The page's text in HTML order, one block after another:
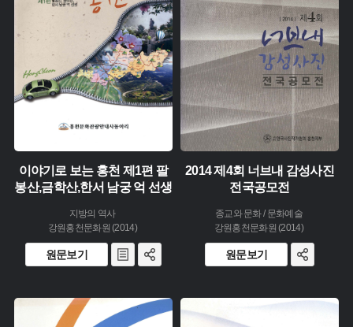
유형 :
이야기로 보는 홍천 제1편 팔
봉산,금학산,한서 남궁 억 선생
지방의 역사
강원홍천문화원 (2014)
원문보기
유형 :
생산 :
소장 :
2014 제4회 너브내 감성사진
전국공모전
종교와 문화 / 문화예술
강원홍천문화원 (2014)
원문보기